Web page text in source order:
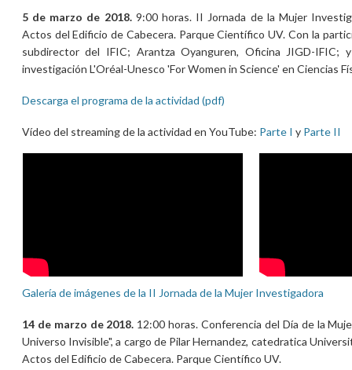
5 de marzo de 2018.9:00 horas. II Jornada de la Mujer
Actos del Edificio de Cabecera. Parque Científico UV. Con la
subdirector del IFIC; Arantza Oyanguren, Oficina JIGD-IFIC;
investigación L'Oréal-Unesco 'For Women in Science' en Ciencias
Descarga el programa de la actividad (pdf)
Vídeo del streaming de la actividad en YouTube: Parte I y Parte II
Galería de imágenes de la II Jornada de la Mujer Investigadora
14 de marzo de 2018. 12:00 horas. Conferencia del Día de la
Universo Invisible", a cargo de Pilar Hernandez, catedratica
Actos del Edificio de Cabecera. Parque Científico UV.